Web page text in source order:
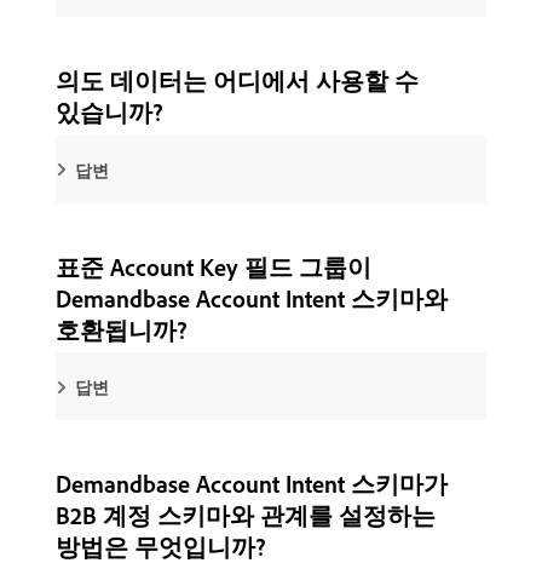
의도 데이터는 어디에서 사용할 수
있습니까?
답변
표준 Account Key 필드 그룹이
Demandbase Account Intent 스키마와
호환됩니까?
답변
Demandbase Account Intent 스키마가
B2B 계정 스키마와 관계를 설정하는
방법은 무엇입니까?